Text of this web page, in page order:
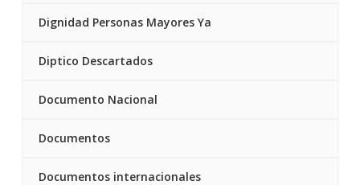
Dignidad Personas Mayores Ya
Diptico Descartados
Documento Nacional
Documentos
Documentos internacionales